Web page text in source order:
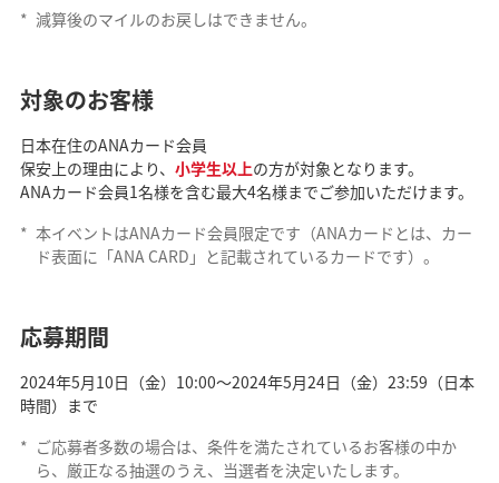
* 減算後のマイルのお戻しはできません。
対象のお客様
日本在住のANAカード会員
保安上の理由により、 小学生以上の方が対象となります。
ANAカード会員1名様を含む最大4名様までご参加いただけます。
* 本イベントはANAカード会員限定です（ANAカードとは、カー
ド表面に「ANA CARD」と記載されているカードです）。
応募期間
2024年5月10日（金）10:00～2024年5月24日（金）23:59（日本
時間）まで
* ご応募者多数の場合は、条件を満たされているお客様の中か
ら、厳正なる抽選のうえ、当選者を決定いたします。